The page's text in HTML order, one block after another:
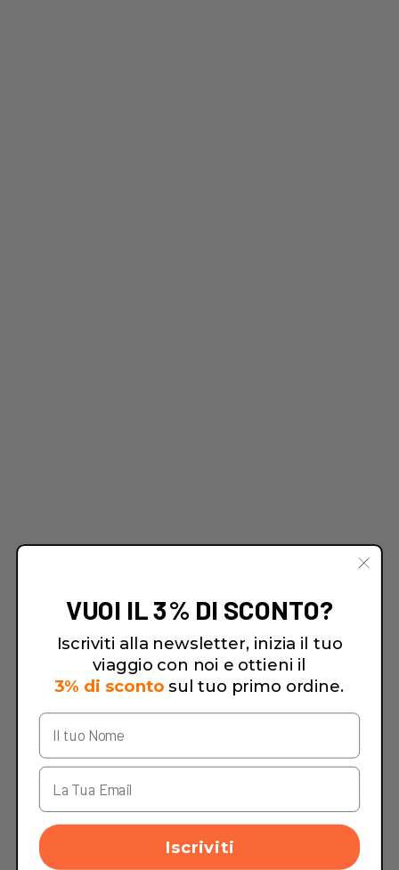
VUOI IL 3% DI SCONTO?
Iscriviti alla newsletter, inizia il tuo
viaggio con noi e ottieni il
3% di sconto sul tuo primo ordine.
Iscriviti